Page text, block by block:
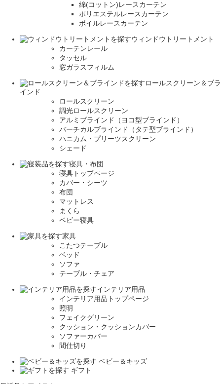
綿(コットン)レースカーテン
ポリエステルレースカーテン
ボイルレースカーテン
ウィンドウトリートメント
カーテンレール
タッセル
窓ガラスフィルム
ロールスクリーン＆ブラ
インド
ロールスクリーン
調光ロールスクリーン
アルミブラインド（ヨコ型ブラインド）
バーチカルブラインド（タテ型ブラインド）
ハニカム・プリーツスクリーン
シェード
寝具・布団
寝具トップページ
カバー・シーツ
布団
マットレス
まくら
ベビー寝具
家具
こたつテーブル
ベッド
ソファ
テーブル・チェア
インテリア用品
インテリア用品トップページ
照明
フェイクグリーン
クッション・クッションカバー
ソファーカバー
間仕切り
ベビー＆キッズ
ギフト